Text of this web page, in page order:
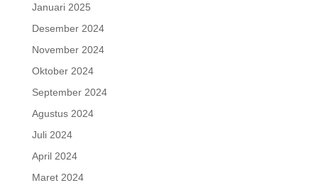
Januari 2025
Desember 2024
November 2024
Oktober 2024
September 2024
Agustus 2024
Juli 2024
April 2024
Maret 2024